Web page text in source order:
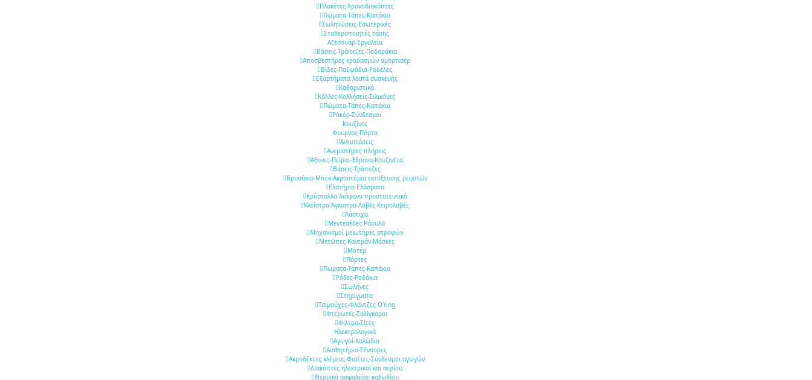
Πλακέτες-Χρονοδιακόπτες
Πώματα-Τάπες-Καπάκια
Σωληνώσεις-Εσωτερικές
Σταθεροποιητές τάσης
Αξεσουάρ-Εργαλεία
Βάσεις-Τράπεζες-Ποδαράκια
Αποσβεστήρες κραδασμών αμορτισέρ
Βίδες-Παξιμάδια-Ροδέλες
Εξαρτήματα λοιπά συσκευής
Καθαριστικά
Κόλλες-Κολλήσεις-Σιλικόνες
Πώματα-Τάπες-Καπάκια
Ρακόρ-Σύνδεσμοι
Κουζίνες
Φούρνος-Πόρτα
Αντιστάσεις
Ανεμιστήρες πλήρεις
Άξονες-Πείροι-Έδρανα-Κουζινέτα
Βάσεις-Τράπεζες
Βρυσάκια-Μπεκ-Ακροστόμια εκτόξευσης ρευστών
Ελατήρια-Ελάσματα
Κρύσταλλα διάφανα προστατευτικά
Κλείστρα-Άγκιστρα-Λαβές-Χειρολαβές
Λάστιχα
Μεντεσέδες-Ράουλα
Μηχανισμοί μειωτήρες στροφών
Μετώπες-Καντράν-Μάσκες
Μοτέρ
Πόρτες
Πώματα-Τάπες-Καπάκια
Ρόδες-Ροδάκια
Σωλήνες
Στηρίγματα
Τσιμούχες-Φλάντζες O'ring
Φτερωτές-Σαλίγκαροι
Φίλτρα-Σίτες
Ηλεκτρολογικά
Αγωγοί-Καλώδια
Αισθητήρια-Σένσορες
Ακροδέκτες κλέμενς-Φισέτες-Σύνδεσμοι αγωγών
Διακόπτες ηλεκτρικοί και αερίου
Θερμικά ασφαλείας καλωδίου